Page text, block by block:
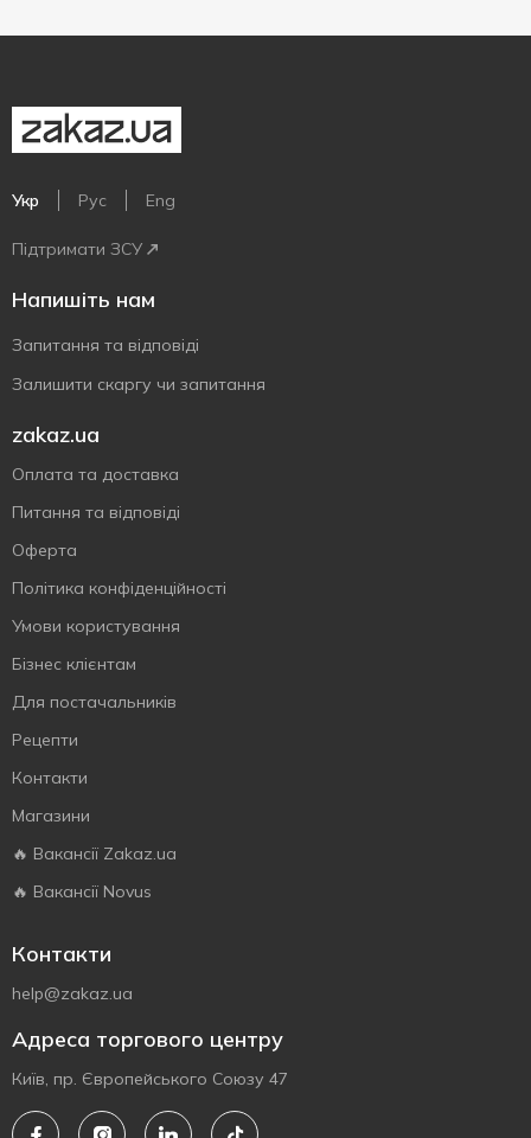
Укр Рус Eng
Підтримати ЗСУ
Напишіть нам
Запитання та відповіді
Залишити скаргу чи запитання
zakaz.ua
Оплата та доставка
Питання та відповіді
Оферта
Політика конфіденційності
Умови користування
Бізнес клієнтам
Для постачальників
Рецепти
Контакти
Магазини
🔥 Вакансії Zakaz.ua
🔥 Вакансії Novus
Контакти
help@zakaz.ua
Адреса торгового центру
Київ, пр. Європейського Союзу 47